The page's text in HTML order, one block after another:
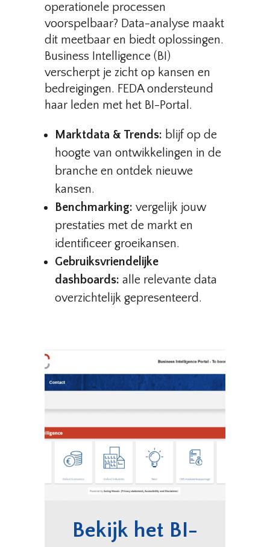
operationele processen
voorspelbaar? Data-analyse maakt
dit meetbaar en biedt oplossingen.
Business Intelligence (BI)
verscherpt je zicht op kansen en
bedreigingen. FEDA ondersteund
haar leden met het BI-Portal.
Marktdata & Trends: blijf op de
hoogte van ontwikkelingen in de
branche en ontdek nieuwe
kansen.
Benchmarking: vergelijk jouw
prestaties met de markt en
identificeer groeikansen.
Gebruiksvriendelijke
dashboards: alle relevante data
overzichtelijk gepresenteerd.
Bekijk het BI-